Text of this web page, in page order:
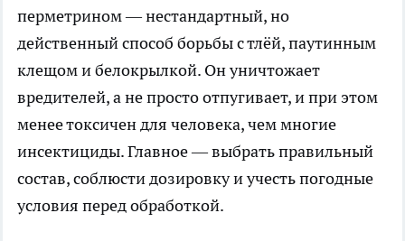
перметрином — нестандартный, но
действенный способ борьбы с тлёй, паутинным
клещом и белокрылкой. Он уничтожает
вредителей, а не просто отпугивает, и при этом
менее токсичен для человека, чем многие
инсектициды. Главное — выбрать правильный
состав, соблюсти дозировку и учесть погодные
условия перед обработкой.